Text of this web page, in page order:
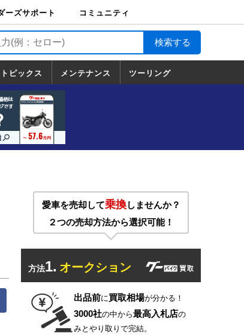
ーズサポート
ーズサポート
輸送
ガレージライ
両保険
ービス
試乗
コミュニティ
トピックス
トピックス
一覧
ホンダ
ヤマハ
スズキ
カワサキ
ハーレーダ
ビッドソン
BMW
ドゥカティ
トライアン
フ
メンテナンス ツーリング
愛車を売却して乗換しませんか？
２つの売却方法から選択可能！
方法1. オークション
出品前に買取相場が分かる！
3000社の中から最高入札店の
みとやり取りで完結。